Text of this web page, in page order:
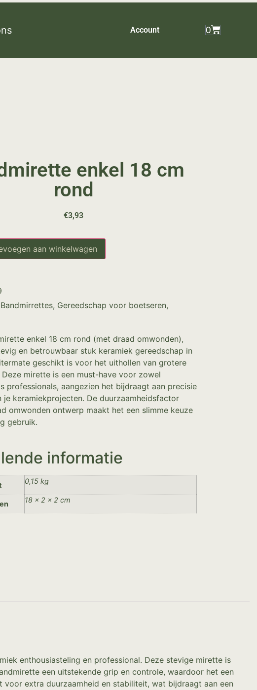
Account 0
enkel 18 cm
rond
€3,93
aan winkelwagen
Bandmirrettes, Gereedschap voor boetseren,
enkel 18 cm rond (met draad omwonden),
en betrouwbaar stuk keramiek gereedschap in
geschikt is voor het uithollen van grotere
mirette is een must-have voor zowel
professionals, aangezien het bijdraagt aan precisie
je keramiekprojecten. De duurzaamheidsfactor
omwonden ontwerp maakt het een slimme keuze
gebruik.
informatie
0,15 kg
18 × 2 × 2 cm
enthousiasteling en professional. Deze stevige mirette is
een uitstekende grip en controle, waardoor het een
extra duurzaamheid en stabiliteit, wat bijdraagt aan een